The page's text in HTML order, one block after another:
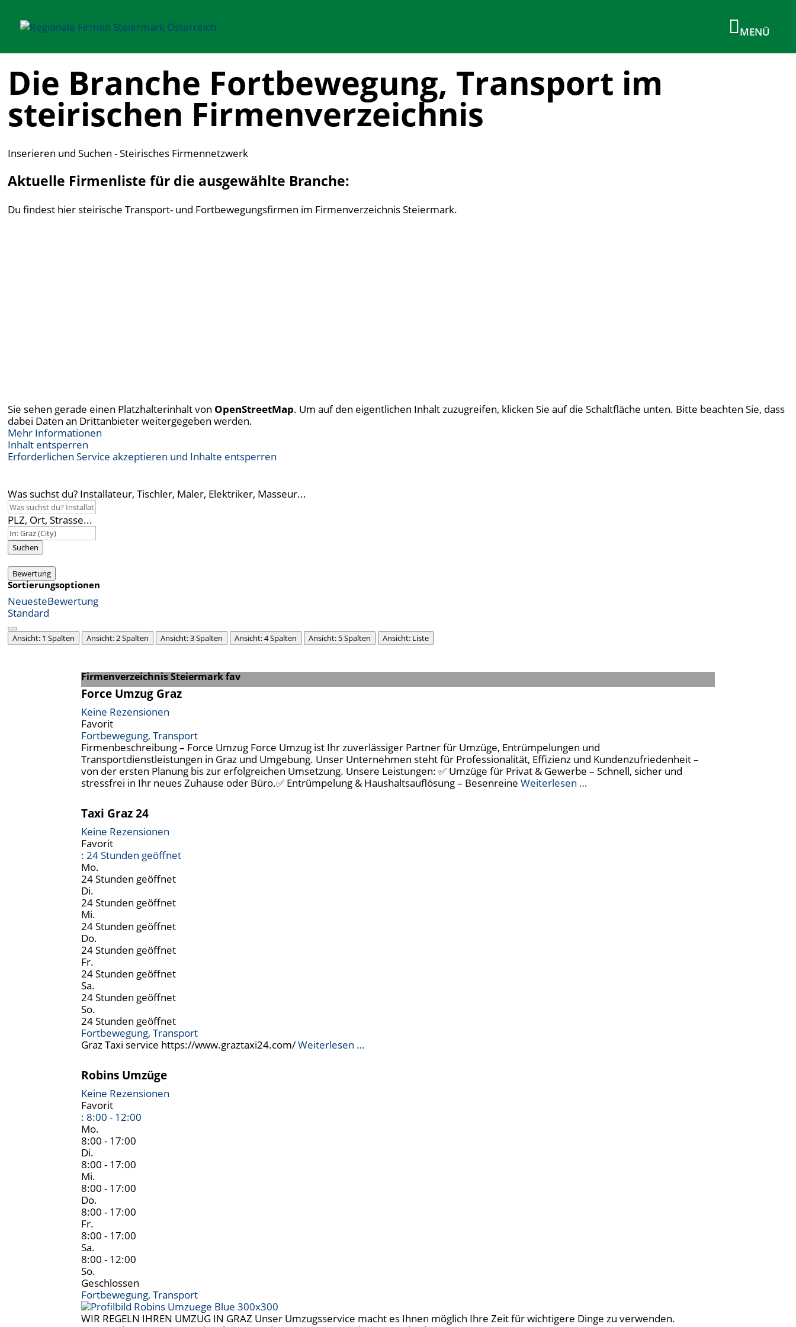
Die Branche Fortbewegung, Transport im
steirischen Firmenverzeichnis
Inserieren und Suchen - Steirisches Firmennetzwerk
Aktuelle Firmenliste für die ausgewählte Branche:
Du findest hier steirische Transport- und Fortbewegungsfirmen im Firmenverzeichnis Steiermark.
Sie sehen gerade einen Platzhalterinhalt von OpenStreetMap. Um auf den eigentlichen Inhalt zuzugreifen, klicken Sie auf die Schaltfläche unten. Bitte beachten Sie, dass
dabei Daten an Drittanbieter weitergegeben werden.
Mehr Informationen
Inhalt entsperren
Erforderlichen Service akzeptieren und Inhalte entsperren
Was suchst du? Installateur, Tischler, Maler, Elektriker, Masseur...
PLZ, Ort, Strasse...
Suchen
Bewertung
Sortierungsoptionen
NeuesteBewertung
Standard
Ansicht: 1 Spalten Ansicht: 2 Spalten Ansicht: 3 Spalten Ansicht: 4 Spalten Ansicht: 5 Spalten Ansicht: Liste
Firmenverzeichnis Steiermark fav
Force Umzug Graz
Keine Rezensionen
Favorit
Fortbewegung, Transport
Firmenbeschreibung – Force Umzug Force Umzug ist Ihr zuverlässiger Partner für Umzüge, Entrümpelungen und
Transportdienstleistungen in Graz und Umgebung. Unser Unternehmen steht für Professionalität, Effizienz und Kundenzufriedenheit –
von der ersten Planung bis zur erfolgreichen Umsetzung. Unsere Leistungen: ✅ Umzüge für Privat & Gewerbe – Schnell, sicher und
stressfrei in Ihr neues Zuhause oder Büro.✅ Entrümpelung & Haushaltsauflösung – Besenreine Weiterlesen …
Taxi Graz 24
Keine Rezensionen
Favorit
: 24 Stunden geöffnet
Mo.
24 Stunden geöffnet
Di.
24 Stunden geöffnet
Mi.
24 Stunden geöffnet
Do.
24 Stunden geöffnet
Fr.
24 Stunden geöffnet
Sa.
24 Stunden geöffnet
So.
24 Stunden geöffnet
Fortbewegung, Transport
Graz Taxi service https://www.graztaxi24.com/Weiterlesen …
Robins Umzüge
Keine Rezensionen
Favorit
: 8:00 - 12:00
Mo.
8:00 - 17:00
Di.
8:00 - 17:00
Mi.
8:00 - 17:00
Do.
8:00 - 17:00
Fr.
8:00 - 17:00
Sa.
8:00 - 12:00
So.
Geschlossen
Fortbewegung, Transport
WIR REGELN IHREN UMZUG IN GRAZ Unser Umzugsservice macht es Ihnen möglich Ihre Zeit für wichtigere Dinge zu verwenden.